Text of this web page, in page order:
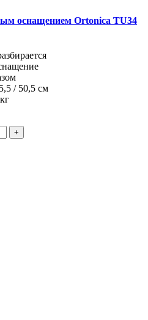
оснащением Ortonica TU34
/ 50,5 см
+